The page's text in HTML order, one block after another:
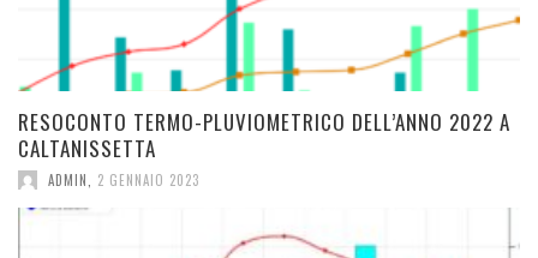
RESOCONTO TERMO-PLUVIOMETRICO DELL’ANNO 2022 A
CALTANISSETTA
ADMIN 2 GENNAIO 2023